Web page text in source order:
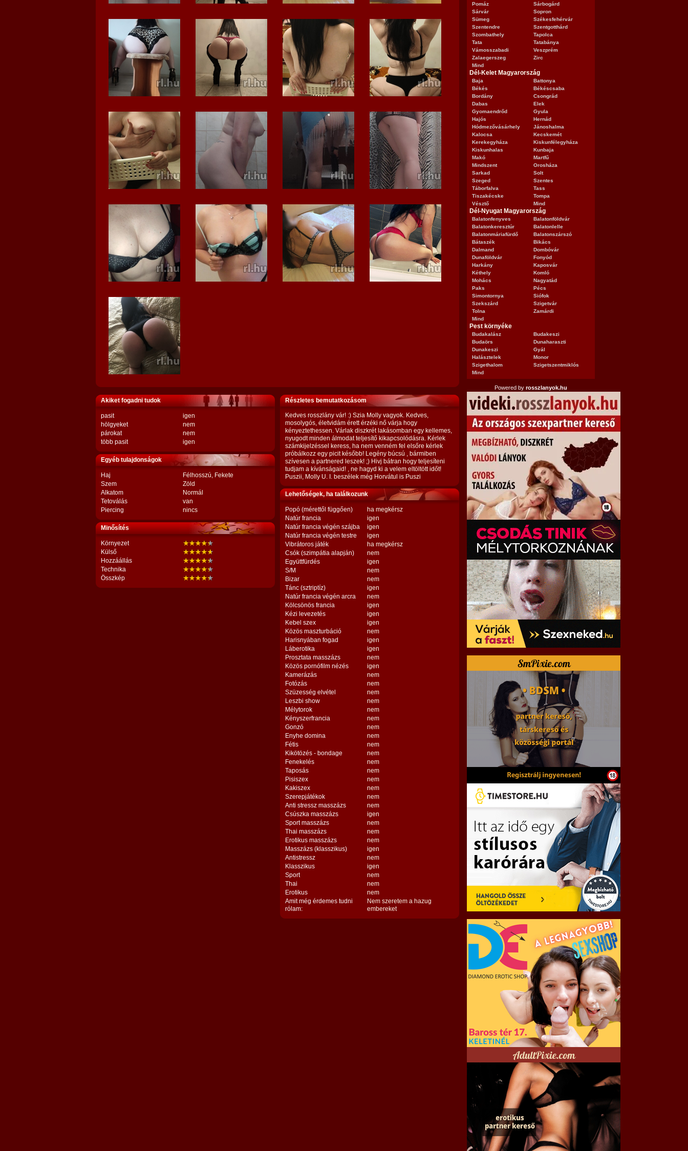
Akiket fogadni tudok
pasit
igen
hölgyeket
nem
párokat
nem
több pasit
igen
Egyéb tulajdonságok
Haj
Félhosszú, Fekete
Szem
Zöld
Alkatom
Normál
Tetoválás
van
Piercing
nincs
Minősítés
Környezet
Külső
Hozzáállás
Technika
Összkép
Részletes bemutatkozásom
Kedves rosszlány vár! :) Szia Molly vagyok. Kedves,
mosolygós, életvidám érett érzéki nő várja hogy
kényeztethessen. Várlak diszkrét lakásomban egy kellemes,
nyugodt minden álmodat teljesítő kikapcsolódásra. Kérlek
számkijelzéssel keress, ha nem venném fel elsőre kérlek
próbálkozz egy picit később! Legény búcsú , bármiben
szívesen a partnered leszek! ;) Hivj bátran hogy teljesíteni
tudjam a kívánságaid! , ne hagyd ki a velem eltöltött időt!
Puszii, Molly U. I. beszélek még Horvátul is Puszi
Lehetőségek, ha találkozunk
Popó (mérettől függően)
ha megkérsz
Natúr francia
igen
Natúr francia végén szájba
igen
Natúr francia végén testre
igen
Vibrátoros játék
ha megkérsz
Csók (szimpátia alapján)
nem
Együttfürdés
igen
S/M
nem
Bizar
nem
Tánc (sztriptíz)
igen
Natúr francia végén arcra
nem
Kölcsönös francia
igen
Kézi levezetés
igen
Kebel szex
igen
Közös maszturbáció
nem
Harisnyában fogad
igen
Láberotika
igen
Prosztata masszázs
nem
Közös pornófilm nézés
igen
Kamerázás
nem
Fotózás
nem
Szüzesség elvétel
nem
Leszbi show
nem
Mélytorok
nem
Kényszerfrancia
nem
Gonzó
nem
Enyhe domina
nem
Fétis
nem
Kikötözés - bondage
nem
Fenekelés
nem
Taposás
nem
Pisiszex
nem
Kakiszex
nem
Szerepjátékok
nem
Anti stressz masszázs
nem
Csúszka masszázs
igen
Sport masszázs
nem
Thai masszázs
nem
Erotikus masszázs
nem
Masszázs (klasszikus)
igen
Antistressz
nem
Klasszikus
igen
Sport
nem
Thai
nem
Erotikus
nem
Amit még érdemes tudni
rólam:
Nem szeretem a hazug
embereket
Pomáz
Sárbogárd
Sárvár
Sopron
Sümeg
Székesfehérvár
Szentendre
Szentgotthárd
Szombathely
Tapolca
Tata
Tatabánya
Vámosszabadi
Veszprém
Zalaegerszeg
Zirc
Mind
Dél-Kelet Magyarország
Baja
Battonya
Békés
Békéscsaba
Bordány
Csongrád
Dabas
Elek
Gyomaendrőd
Gyula
Hajós
Hernád
Hódmezővásárhely
Jánoshalma
Kalocsa
Kecskemét
Kerekegyháza
Kiskunfélegyháza
Kiskunhalas
Kunbaja
Makó
Martfű
Mindszent
Orosháza
Sarkad
Solt
Szeged
Szentes
Táborfalva
Tass
Tiszakécske
Tompa
Vésztő
Mind
Dél-Nyugat Magyarország
Balatonfenyves
Balatonföldvár
Balatonkeresztúr
Balatonlelle
Balatonmáriafürdő
Balatonszárszó
Bátaszék
Bikács
Dalmand
Dombóvár
Dunaföldvár
Fonyód
Harkány
Kaposvár
Kéthely
Komló
Mohács
Nagyatád
Paks
Pécs
Simontornya
Siófok
Szekszárd
Szigetvár
Tolna
Zamárdi
Mind
Pest környéke
Budakalász
Budakeszi
Budaörs
Dunaharaszti
Dunakeszi
Gyál
Halásztelek
Monor
Szigethalom
Szigetszentmiklós
Mind
Powered by rosszlanyok.hu